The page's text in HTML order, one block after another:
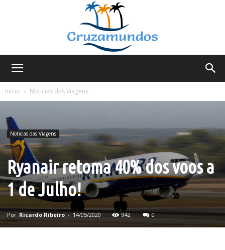
Início
Noticias das Viagens
Noticias das Viagens
Ryanair retoma 40% dos voos a
1 de Julho!
Por Ricardo Ribeiro - 14/05/2020 942 0